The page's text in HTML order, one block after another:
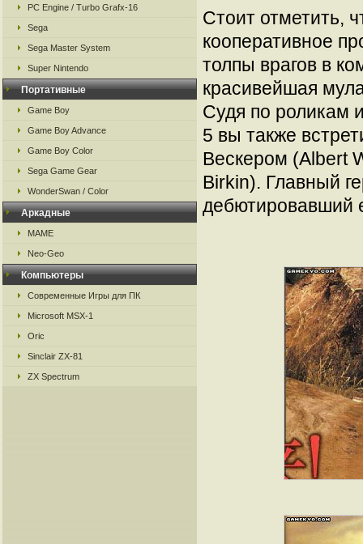
PC Engine / Turbo Grafx-16
Sega
Sega Master System
Super Nintendo
Портативные
Game Boy
Game Boy Advance
Game Boy Color
Sega Game Gear
WonderSwan / Color
Аркадные
MAME
Neo-Geo
Компьютеры
Современные Игры для ПК
Microsoft MSX-1
Oric
Sinclair ZX-81
ZX Spectrum
Стоит отметить,
кооперативное
толпы врагов в
красивейшая
Судя по роликам
5 вы также
Вескером (Albert
Birkin). Главный
дебютировавший